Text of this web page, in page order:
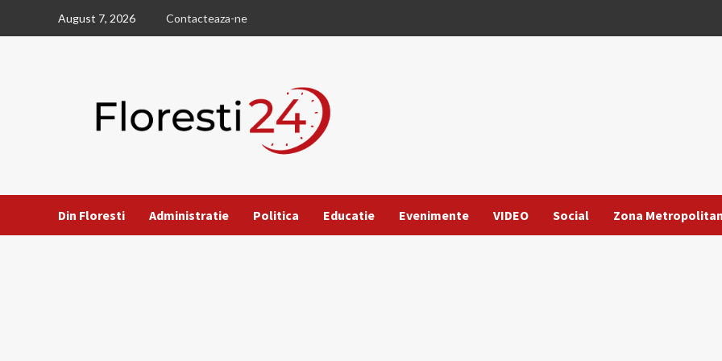
August 7, 2026 Contacteaza-ne
Din Floresti Administratie Politica Educatie Evenimente VIDEO Social Zona